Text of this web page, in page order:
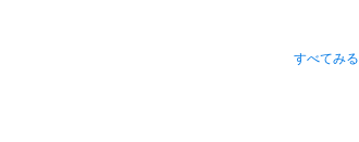
すべてみる